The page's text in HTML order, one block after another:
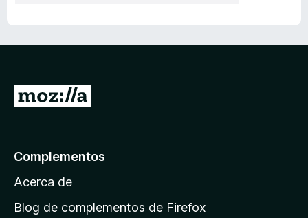
p
á
Complementos
Acerca de
Blog de complementos de Firefox